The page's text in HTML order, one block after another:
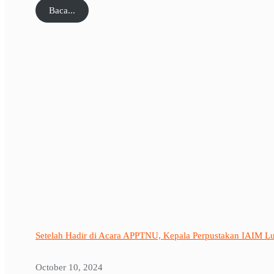
Baca...
Setelah Hadir di Acara APPTNU, Kepala Perpustakan IAIM
October 10, 2024